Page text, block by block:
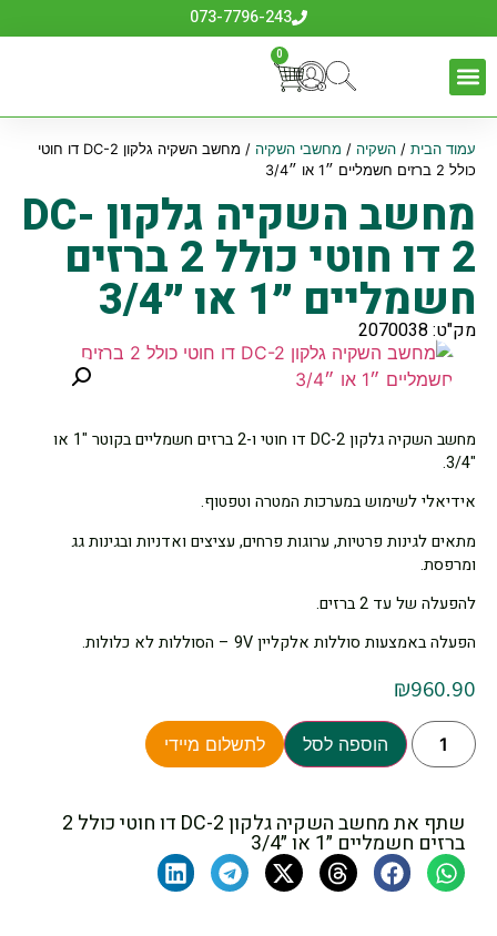
073-7796-243
0
עמוד הבית/ השקיה / מחשבי השקיה
/ מחשב השקיה גלקון DC-2 דו חוטי
כולל 2 ברזים חשמליים ״1 או ״3/4
מחשב השקיה גלקון DC-
2 דו חוטי כולל 2 ברזים
חשמליים ״1 או ״3/4
מק"ט: 2070038
מחשב השקיה גלקון DC-2 דו חוטי ו-2 ברזים חשמליים בקוטר "1 או
"3/4.
אידיאלי לשימוש במערכות המטרה וטפטוף.
מתאים לגינות פרטיות, ערוגות פרחים, עציצים ואדניות ובגינות גג
ומרפסת.
להפעלה של עד 2 ברזים.
הפעלה באמצעות סוללות אלקליין 9V – הסוללות לא כלולות.
₪960.90
הוספה לסל לתשלום מיידי
שתף את מחשב השקיה גלקון DC-2 דו חוטי כולל 2
ברזים חשמליים ״1 או ״3/4